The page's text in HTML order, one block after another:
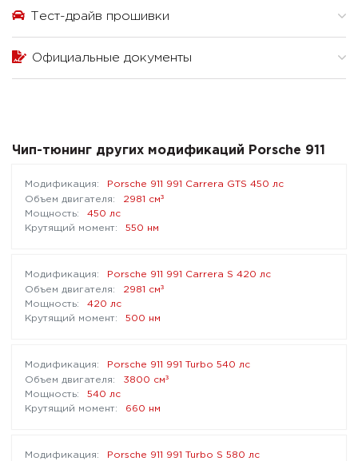
Тест-драйв прошивки
Официальные документы
Чип-тюнинг других модификаций Porsche 911
Porsche 911 991 Carrera GTS 450 лс
2981 см³
450 лс
550 нм
Porsche 911 991 Carrera S 420 лс
2981 см³
420 лс
500 нм
Porsche 911 991 Turbo 540 лс
3800 см³
540 лс
660 нм
Porsche 911 991 Turbo S 580 лс